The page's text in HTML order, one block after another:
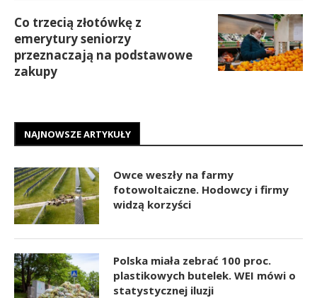
Co trzecią złotówkę z
emerytury seniorzy
przeznaczają na podstawowe
zakupy
NAJNOWSZE ARTYKUŁY
Owce weszły na farmy
fotowoltaiczne. Hodowcy i firmy
widzą korzyści
Polska miała zebrać 100 proc.
plastikowych butelek. WEI mówi o
statystycznej iluzji